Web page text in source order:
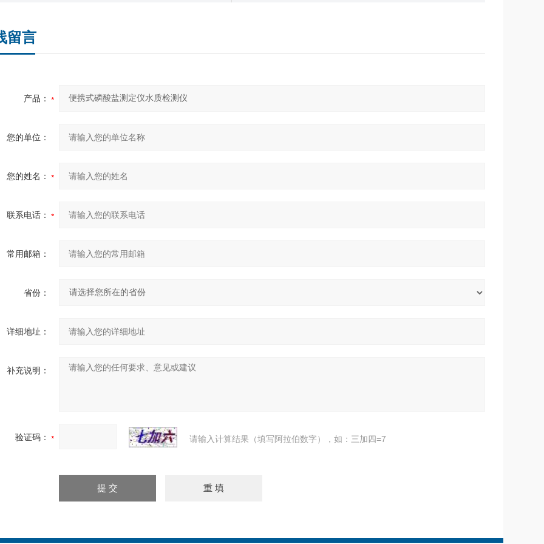
留言
产品：
您的单位：
您的姓名：
联系电话：
常用邮箱：
省份：
详细地址：
补充说明：
验证码： 请输入计算结果（填写阿拉伯数字），如：三加四=7